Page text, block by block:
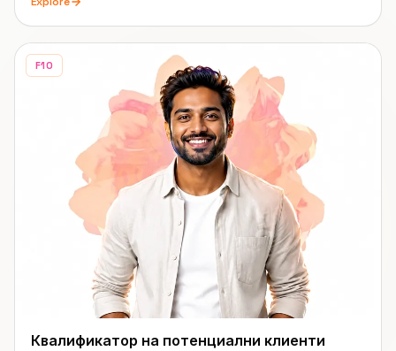
F10
Квалификатор на потенциални клиенти